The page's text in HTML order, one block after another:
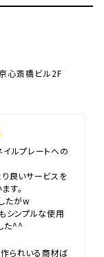
心斎橋ビル2F
イルプレートへの
り良いサービスを
す。
たがw
シンプルな使用
た^^
られいる商材ば